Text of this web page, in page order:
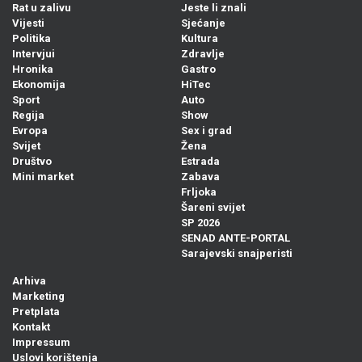
Rat u zalivu
Vijesti
Politika
Intervjui
Hronika
Ekonomija
Sport
Regija
Evropa
Svijet
Društvo
Mini market
Jeste li znali
Sjećanje
Kultura
Zdravlje
Gastro
HiTec
Auto
Show
Sex i grad
Žena
Estrada
Zabava
Frljoka
Šareni svijet
SP 2026
SENAD ANTE-PORTAL
Sarajevski snajperisti
Arhiva
Marketing
Pretplata
Kontakt
Impressum
Uslovi korištenja